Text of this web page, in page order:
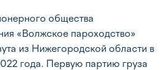
общества
«Волжское пароходство»
из Нижегородской области в
года. Первую партию груза